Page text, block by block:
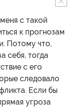
с такой
к прогнозам
Потому что,
себя, тогда
с его
следовало
Если бы
угроза